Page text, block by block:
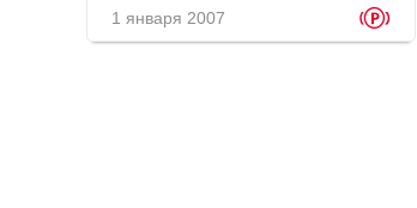
1 января 2007 p